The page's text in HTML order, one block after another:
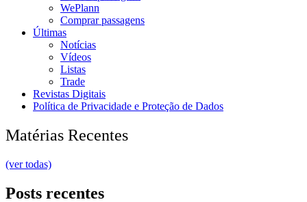
WePlann
Comprar passagens
Últimas
Notícias
Vídeos
Listas
Trade
Revistas Digitais
Política de Privacidade e Proteção de Dados
Matérias Recentes
(ver todas)
Posts recentes